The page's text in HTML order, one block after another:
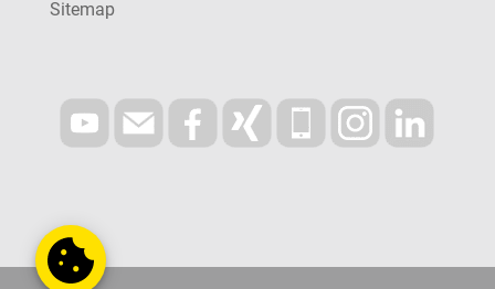
Sitemap